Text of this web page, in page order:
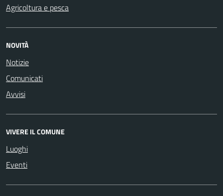
Agricoltura e pesca
NOVITÀ
Notizie
Comunicati
Avvisi
VIVERE IL COMUNE
Luoghi
Eventi